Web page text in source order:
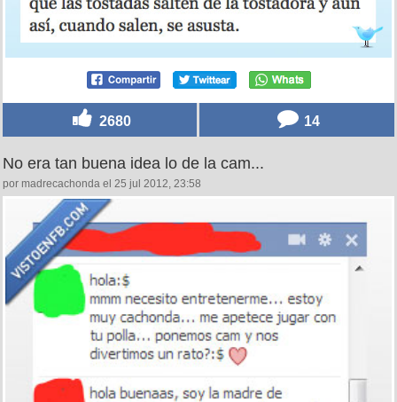
2680 14
No era tan buena idea lo de la cam...
por madrecachonda el 25 jul 2012, 23:58